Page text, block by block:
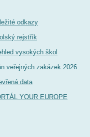
odkazy
rejstřík
vysokých škol
veřejných zakázek 2026
data
YOUR EUROPE